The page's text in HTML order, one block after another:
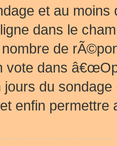
et au
dans le
nombre de
vote dans
du
enfin permettre